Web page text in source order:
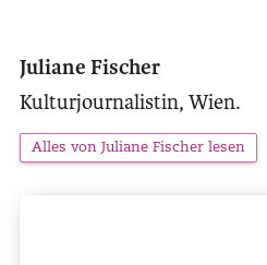
Juliane Fischer
Kulturjournalistin, Wien.
Alles von Juliane Fischer lesen